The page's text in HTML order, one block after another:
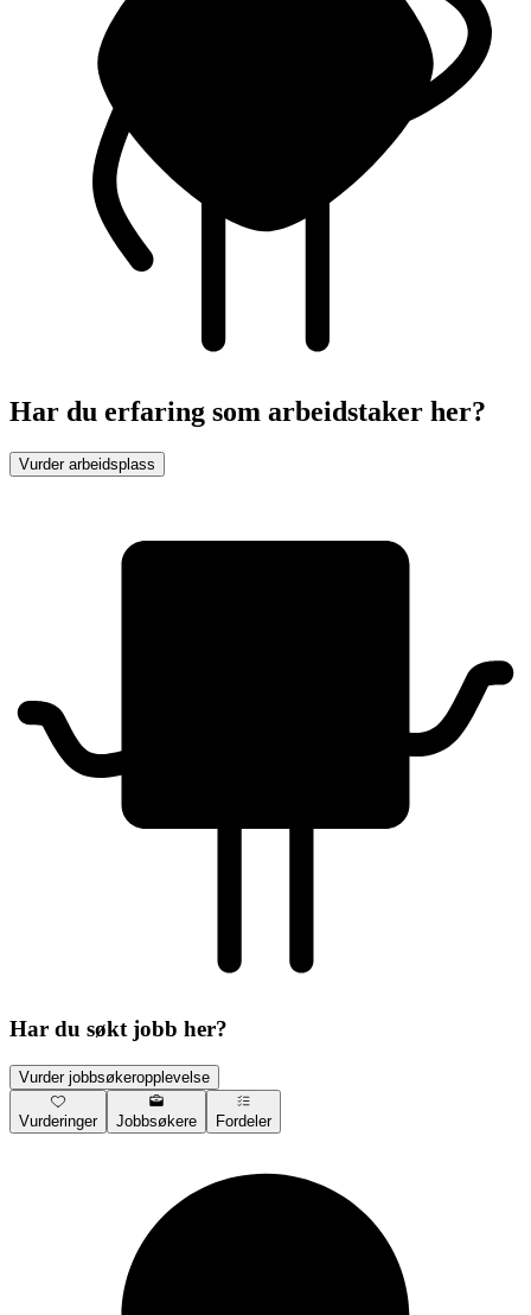
Har du erfaring som arbeidstaker her?
Vurder arbeidsplass
Har du søkt jobb her?
Vurder jobbsøkeropplevelse
Vurderinger Jobbsøkere Fordeler